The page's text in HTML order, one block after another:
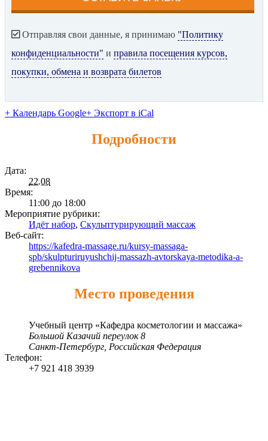
Отправляя свои данные, я принимаю "Политику
конфиденциальности" и правила посещения курсов,
покупки, обмена и возврата билетов
+ Календарь Google+ Экспорт в iCal
Подробности
Дата:
22.08
Время:
11:00 до 18:00
Мероприятие рубрики:
Идёт набор, Скульптурирующий массаж
Веб-сайт:
https://kafedra-massage.ru/kursy-massaga-
spb/skulpturiruyushchij-massazh-avtorskaya-metodika-a-
grebennikova
Место проведения
Учебный центр «Кафедра косметологии и массажа»
Большой Казачий переулок 8
Санкт-Петербург Российская Федерация
Телефон:
+7 921 418 3939